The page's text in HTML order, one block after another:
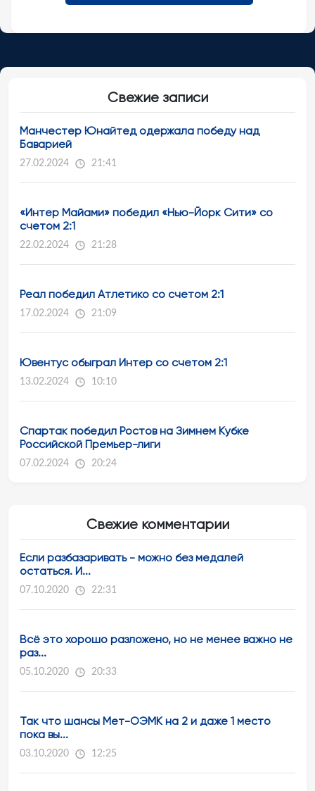
Свежие записи
Манчестер Юнайтед одержала победу над
Баварией
27.02.2024 21:41
«Интер Майами» победил «Нью-Йорк Сити» со
счетом 2:1
22.02.2024 21:28
Реал победил Атлетико со счетом 2:1
17.02.2024 21:09
Ювентус обыграл Интер со счетом 2:1
13.02.2024 10:10
Спартак победил Ростов на Зимнем Кубке
Российской Премьер-лиги
07.02.2024 20:24
Свежие комментарии
Если разбазаривать - можно без медалей
остаться. И...
07.10.2020 22:31
Всё это хорошо разложено, но не менее важно не
раз...
05.10.2020 20:33
Так что шансы Мет-ОЭМК на 2 и даже 1 место
пока вы...
03.10.2020 12:25